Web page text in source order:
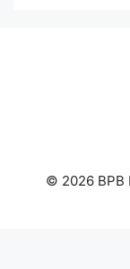
© 2026 BPB